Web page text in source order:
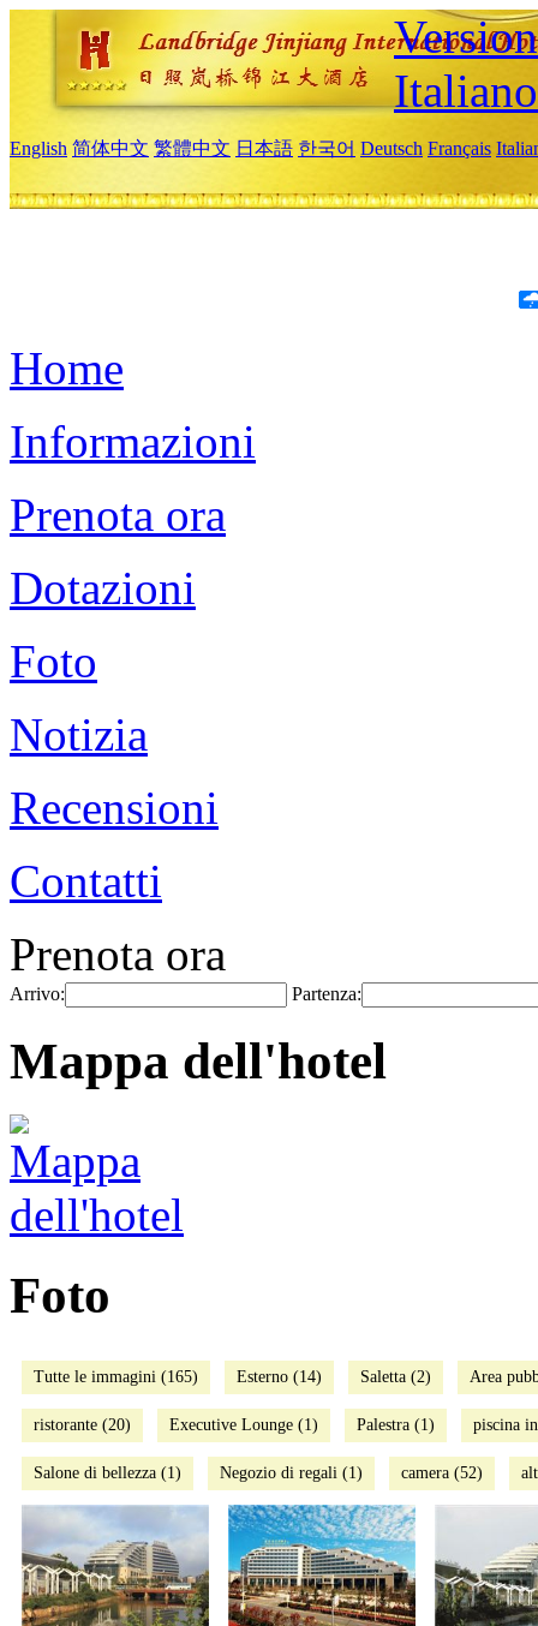
Italiano
English 简体中文 繁體中文 日本語 한국어 Deutsch Français
Home
Informazioni
Prenota ora
Dotazioni
Foto
Notizia
Recensioni
Contatti
Prenota ora
Arrivo: Partenza:
Mappa dell'hotel
Foto
Tutte le immagini (165) Esterno (14) Saletta (2) Area
ristorante (20) Executive Lounge (1) Palestra (1) piscina
Salone di bellezza (1) Negozio di regali (1) camera (52)